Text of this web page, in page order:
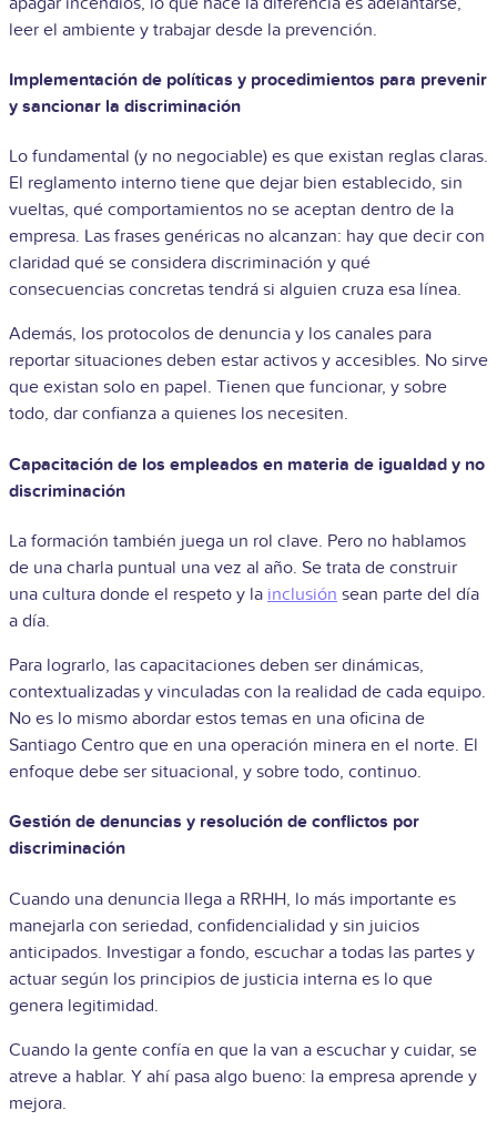
leer el ambiente y trabajar desde la prevención.
Implementación de políticas y procedimientos para prevenir
y sancionar la discriminación
Lo fundamental (y no negociable) es que existan reglas claras.
El reglamento interno tiene que dejar bien establecido, sin
vueltas, qué comportamientos no se aceptan dentro de la
empresa. Las frases genéricas no alcanzan: hay que decir con
claridad qué se considera discriminación y qué
consecuencias concretas tendrá si alguien cruza esa línea.
Además, los protocolos de denuncia y los canales para
reportar situaciones deben estar activos y accesibles. No sirve
que existan solo en papel. Tienen que funcionar, y sobre
todo, dar confianza a quienes los necesiten.
Capacitación de los empleados en materia de igualdad y no
discriminación
La formación también juega un rol clave. Pero no hablamos
de una charla puntual una vez al año. Se trata de construir
una cultura donde el respeto y la inclusión sean parte del día
a día.
Para lograrlo, las capacitaciones deben ser dinámicas,
contextualizadas y vinculadas con la realidad de cada equipo.
No es lo mismo abordar estos temas en una oficina de
Santiago Centro que en una operación minera en el norte. El
enfoque debe ser situacional, y sobre todo, continuo.
Gestión de denuncias y resolución de conflictos por
discriminación
Cuando una denuncia llega a RRHH, lo más importante es
manejarla con seriedad, confidencialidad y sin juicios
anticipados. Investigar a fondo, escuchar a todas las partes y
actuar según los principios de justicia interna es lo que
genera legitimidad.
Cuando la gente confía en que la van a escuchar y cuidar, se
atreve a hablar. Y ahí pasa algo bueno: la empresa aprende y
mejora.